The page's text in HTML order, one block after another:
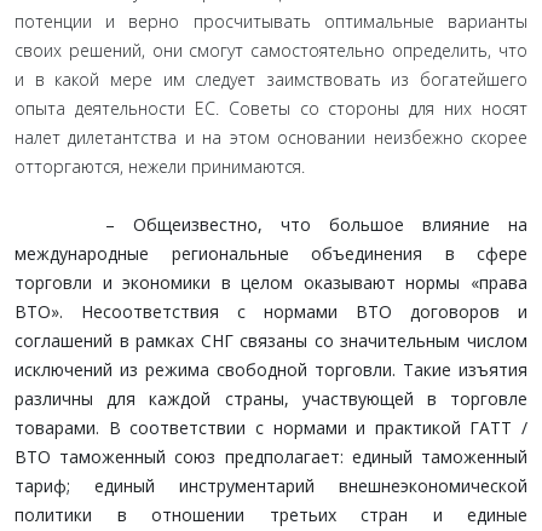
потенции и верно просчитывать оптимальные варианты
своих решений, они смогут самостоятельно определить, что
и в какой мере им следует заимствовать из богатейшего
опыта деятельности ЕС. Советы со стороны для них носят
налет дилетантства и на этом основании неизбежно скорее
отторгаются, нежели принимаются.
– Общеизвестно, что большое влияние на
международные региональные объединения в сфере
торговли и экономики в целом оказывают нормы «права
ВТО». Несоответствия с нормами ВТО договоров и
соглашений в рамках СНГ связаны со значительным числом
исключений из режима свободной торговли. Такие изъятия
различны для каждой страны, участвующей в торговле
товарами. В соответствии с нормами и практикой ГАТТ /
ВТО таможенный союз предполагает: единый таможенный
тариф; единый инструментарий внешнеэкономической
политики в отношении третьих стран и единые